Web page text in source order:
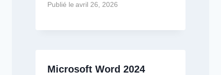
Publié le avril 26, 2026
Microsoft Word 2024